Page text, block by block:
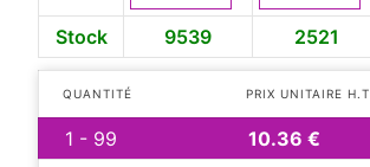
Stock 9539 2521
QUANTITÉ PRIX UNITAIRE H.T
1 - 99
10.36 €